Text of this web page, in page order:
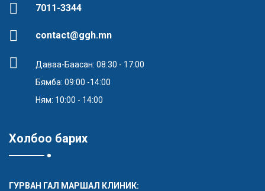
7011-3344
contact@ggh.mn
Даваа-Баасан: 08:30 - 17:00
Бямба: 09:00 -14:00
Ням: 10:00 - 14:00
Холбоо барих
ГУРВАН ГАЛ МАРШАЛ КЛИНИК: